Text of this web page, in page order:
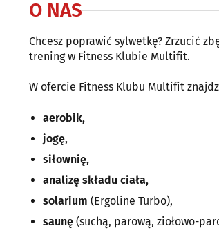
O NAS
Chcesz poprawić sylwetkę? Zrzucić
trening w Fitness Klubie Multifit.
W ofercie Fitness Klubu Multifit
aerobik,
jogę,
siłownię,
analizę składu ciała,
solarium (Ergoline Turbo),
saunę (suchą, parową, ziołowo-